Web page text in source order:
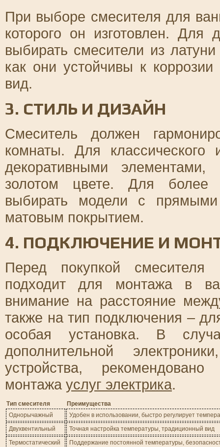
При выборе смесителя для
которого он изготовлен. Для
выбирать смесители из
как они устойчивы к
вид.
3. СТИЛЬ И ДИЗАЙН
Смеситель должен
комнаты. Для классического
декоративными
золотом цвете. Для более
выбирать модели с
матовым покрытием.
4. ПОДКЛЮЧЕНИЕ И
Перед покупкой
подходит для монтажа в
внимание на расстояние
также на тип подключения –
особая установка. В
дополнительной
устройства,
монтажа услуг электрика.
Тип смесителя
Преимущества
Однорычажный
Удобен в использовании, быстро регулирует
Двухвентильный
Точная настройка температуры, традиционный вид
Термостатический
Поддержание постоянной температуры,